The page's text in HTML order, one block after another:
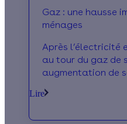
Gaz : une hausse
ménages
Après l’électricité
au tour du gaz de
augmentation de
pour les Français.
Lire